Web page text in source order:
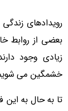
رویدادهای
بعضی از روابط
زیادی وجود
خشمگین می
تا به حال به این